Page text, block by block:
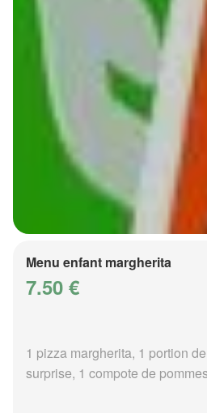
Menu enfant margherita
7.50 €
1 pizza margherita, 1 portion
surprise, 1 compote de